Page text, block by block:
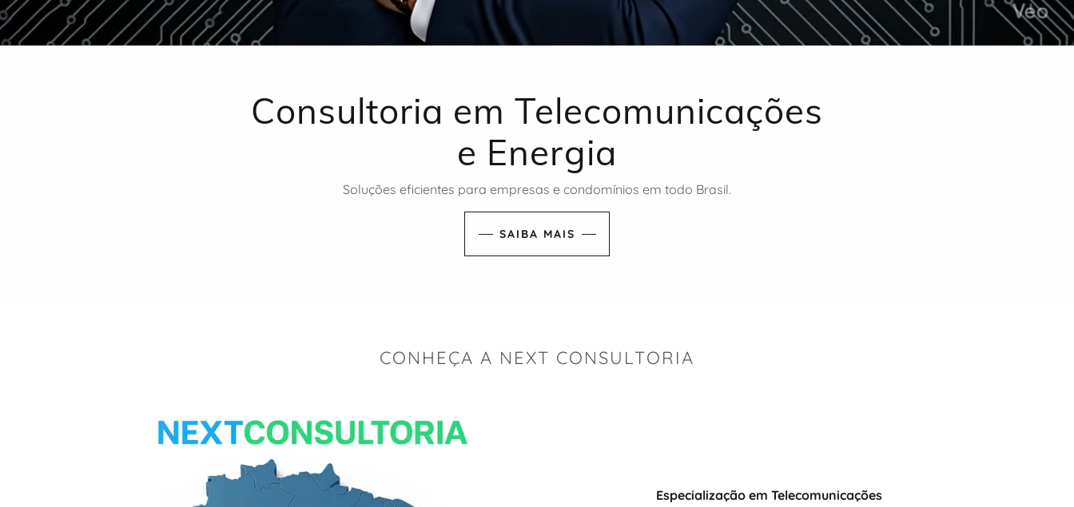
Consultoria em Telecomunicações
e Energia
Soluções eficientes para empresas e condomínios em todo Brasil.
SAIBA MAIS
CONHEÇA A NEXT CONSULTORIA
Especialização em Telecomunicações